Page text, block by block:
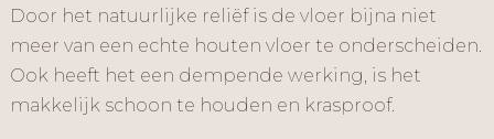
Door het natuurlijke reliëf is de vloer bijna niet
meer van een echte houten vloer te onderscheiden.
Ook heeft het een dempende werking, is het
makkelijk schoon te houden en krasproof.